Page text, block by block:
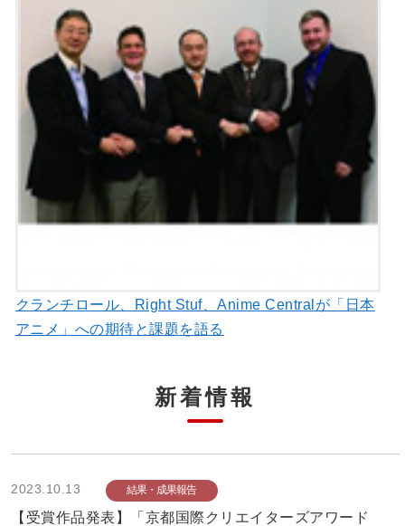
クランチロール、Right Stuf、Anime Centralが「日本
アニメ」への期待と課題を語る
新着情報
2023.10.13 結果・成果報告
【受賞作品発表】「京都国際クリエイターズアワード